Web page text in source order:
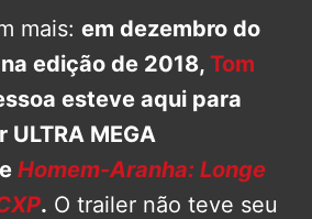
mais: em dezembro do
edição de 2018, Tom
esteve aqui para
MEGA
Homem-Aranha: Longe
. O trailer não teve seu